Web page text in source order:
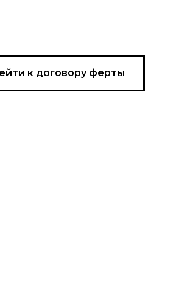
к договору ферты